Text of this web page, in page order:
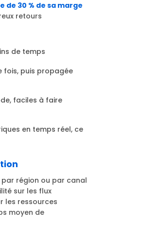
de 30 % de sa marge
retours
de temps
fois, puis propagée
faciles à faire
en temps réel, ce
par région ou par canal
sur les flux
les ressources
moyen de